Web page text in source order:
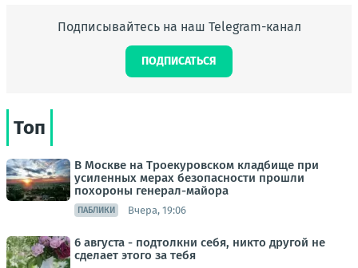
Подписывайтесь на наш Telegram-канал
ПОДПИСАТЬСЯ
Топ
В Москве на Троекуровском кладбище при
усиленных мерах безопасности прошли
похороны генерал-майора
ПАБЛИКИ Вчера, 19:06
6 августа - подтолкни себя, никто другой не
сделает этого за тебя